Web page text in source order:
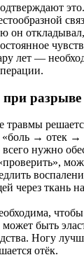
он
лет —
разрыве
травмы
«боль → отек →
нужно
через ткань
быть
Ногу
отёк.